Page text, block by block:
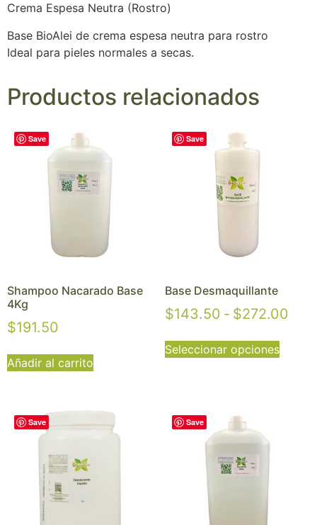
Crema Espesa Neutra (Rostro)
Base BioAlei de crema espesa neutra para rostro
Ideal para pieles normales a secas.
Productos relacionados
Save
Shampoo Nacarado Base
4Kg
$191.50
Añadir al carrito
Save
Base Desmaquillante
$143.50 - $272.00
Seleccionar opciones
Save Save